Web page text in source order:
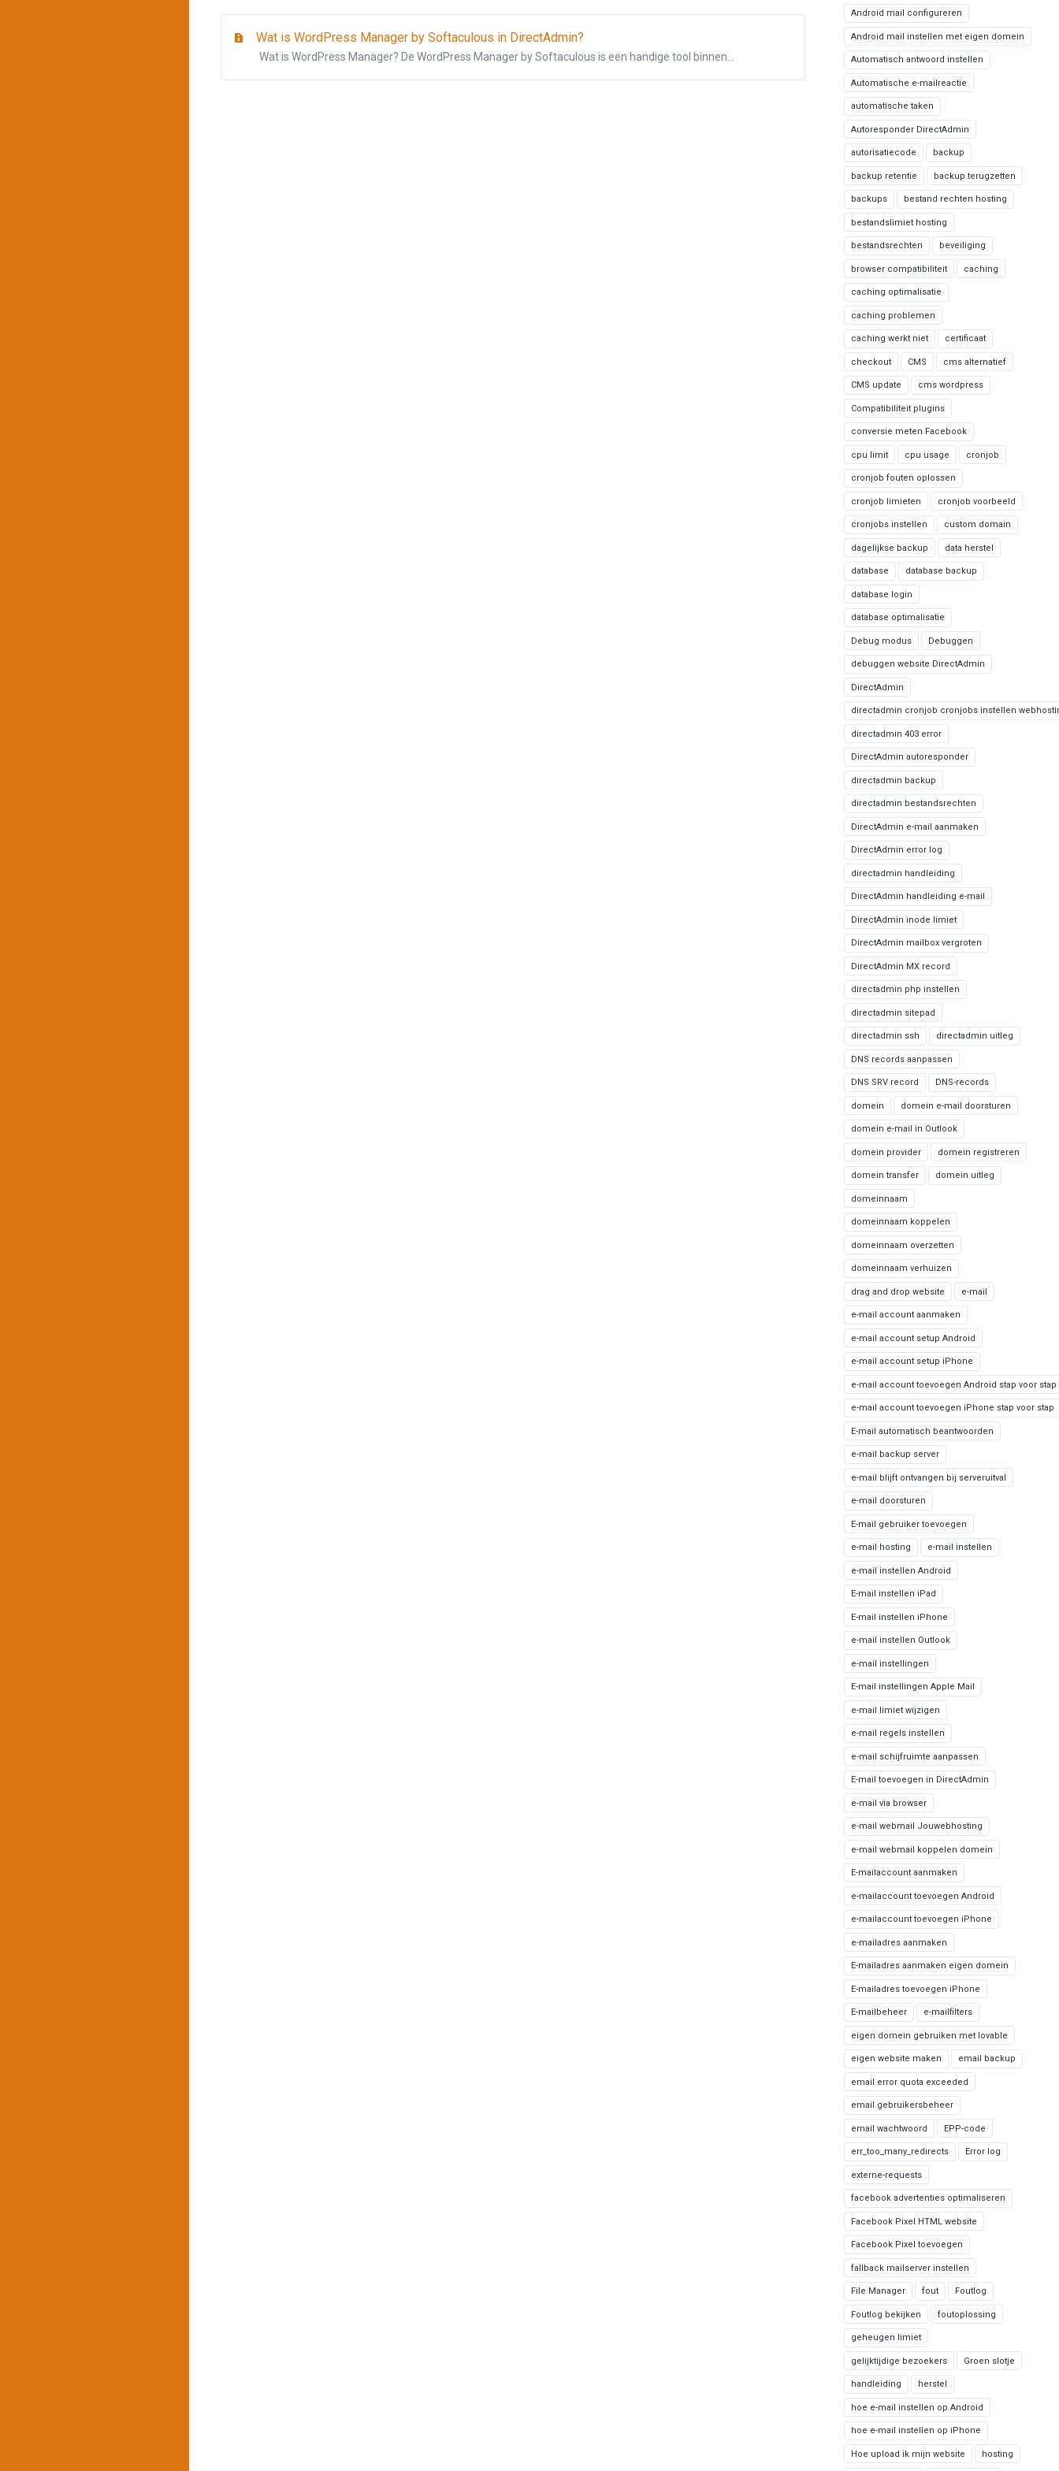
Wat is WordPress Manager by Softaculous in DirectAdmin?
Wat is WordPress Manager? De WordPress Manager by Softaculous is een handige tool binnen...
Android mail configureren
Android mail instellen met eigen domein
Automatisch antwoord instellen
Automatische e-mailreactie
automatische taken
Autoresponder DirectAdmin
autorisatiecode backup
backup retentie backup terugzetten
backups bestand rechten hosting
bestandslimiet hosting
bestandsrechten beveiliging
browser compatibiliteit caching
caching optimalisatie
caching problemen
caching werkt niet certificaat
checkout CMS cms alternatief
CMS update cms wordpress
Compatibiliteit plugins
conversie meten Facebook
cpu limit cpu usage cronjob
cronjob fouten oplossen
cronjob limieten cronjob voorbeeld
cronjobs instellen custom domain
dagelijkse backup data herstel
database database backup
database login
database optimalisatie
Debug modus Debuggen
debuggen website DirectAdmin
DirectAdmin
directadmin cronjob cronjobs instellen
directadmin 403 error
DirectAdmin autoresponder
directadmin backup
directadmin bestandsrechten
DirectAdmin e-mail aanmaken
DirectAdmin error log
directadmin handleiding
DirectAdmin handleiding e-mail
DirectAdmin inode limiet
DirectAdmin mailbox vergroten
DirectAdmin MX record
directadmin php instellen
directadmin sitepad
directadmin ssh directadmin uitleg
DNS records aanpassen
DNS SRV record DNS-records
domein domein e-mail doorsturen
domein e-mail in Outlook
domein provider domein registreren
domein transfer domein uitleg
domeinnaam
domeinnaam koppelen
domeinnaam overzetten
domeinnaam verhuizen
drag and drop website e-mail
e-mail account aanmaken
e-mail account setup Android
e-mail account setup iPhone
e-mail account toevoegen Android stap voor stap
e-mail account toevoegen iPhone stap voor stap
E-mail automatisch beantwoorden
e-mail backup server
e-mail blijft ontvangen bij serveruitval
e-mail doorsturen
E-mail gebruiker toevoegen
e-mail hosting e-mail instellen
e-mail instellen Android
E-mail instellen iPad
E-mail instellen iPhone
e-mail instellen Outlook
e-mail instellingen
E-mail instellingen Apple Mail
e-mail limiet wijzigen
e-mail regels instellen
e-mail schijfruimte aanpassen
E-mail toevoegen in DirectAdmin
e-mail via browser
e-mail webmail Jouwebhosting
e-mail webmail koppelen domein
E-mailaccount aanmaken
e-mailaccount toevoegen Android
e-mailaccount toevoegen iPhone
e-mailadres aanmaken
E-mailadres aanmaken eigen domein
E-mailadres toevoegen iPhone
E-mailbeheer e-mailfilters
eigen domein gebruiken met lovable
eigen website maken email backup
email error quota exceeded
email gebruikersbeheer
email wachtwoord EPP-code
err_too_many_redirects Error log
externe-requests
facebook advertenties optimaliseren
Facebook Pixel HTML website
Facebook Pixel toevoegen
fallback mailserver instellen
File Manager fout Foutlog
Foutlog bekijken foutoplossing
geheugen limiet
gelijktijdige bezoekers Groen slotje
handleiding herstel
hoe e-mail instellen op Android
hoe e-mail instellen op iPhone
Hoe upload ik mijn website hosting